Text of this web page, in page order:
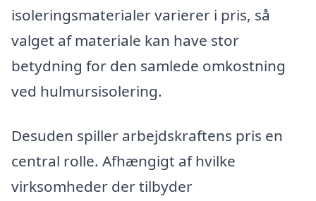
isoleringsmaterialer varierer i pris, så
valget af materiale kan have stor
betydning for den samlede omkostning
ved hulmursisolering.
Desuden spiller arbejdskraftens pris en
central rolle. Afhængigt af hvilke
virksomheder der tilbyder